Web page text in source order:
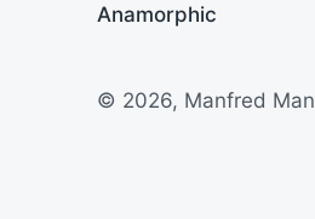
Anamorphic
© 2026, Manfred